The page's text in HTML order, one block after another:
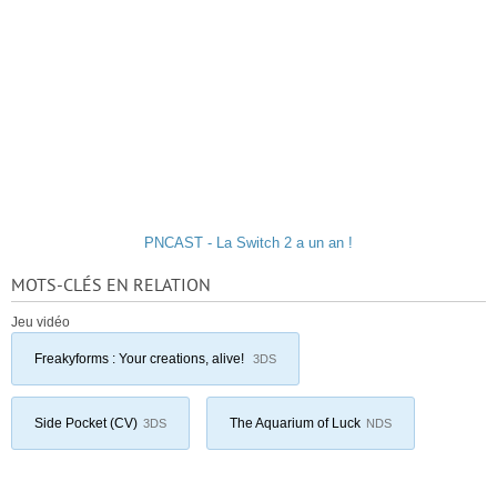
PNCAST - La Switch 2 a un an !
MOTS-CLÉS EN RELATION
Jeu vidéo
Freakyforms : Your creations, alive! 3DS
Side Pocket (CV) 3DS The Aquarium of Luck NDS